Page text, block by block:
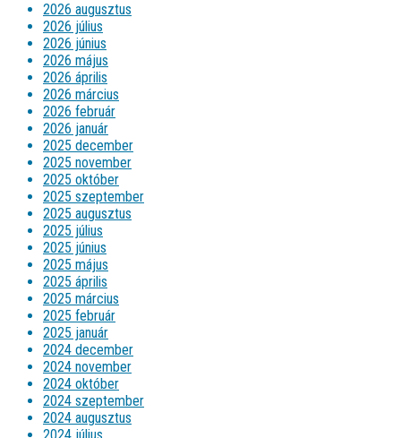
2026 augusztus
2026 július
2026 június
2026 május
2026 április
2026 március
2026 február
2026 január
2025 december
2025 november
2025 október
2025 szeptember
2025 augusztus
2025 július
2025 június
2025 május
2025 április
2025 március
2025 február
2025 január
2024 december
2024 november
2024 október
2024 szeptember
2024 augusztus